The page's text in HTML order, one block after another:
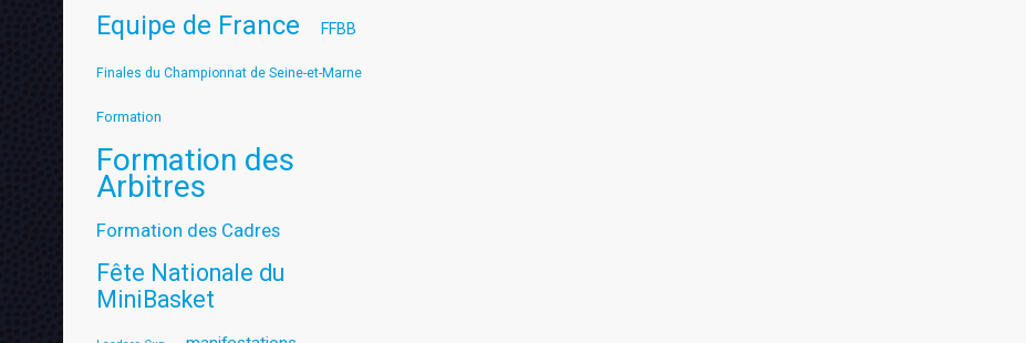
Equipe de France FFBB
Finales du Championnat de Seine-et-Marne
Formation
Formation des
Arbitres
Formation des Cadres
Fête Nationale du
MiniBasket